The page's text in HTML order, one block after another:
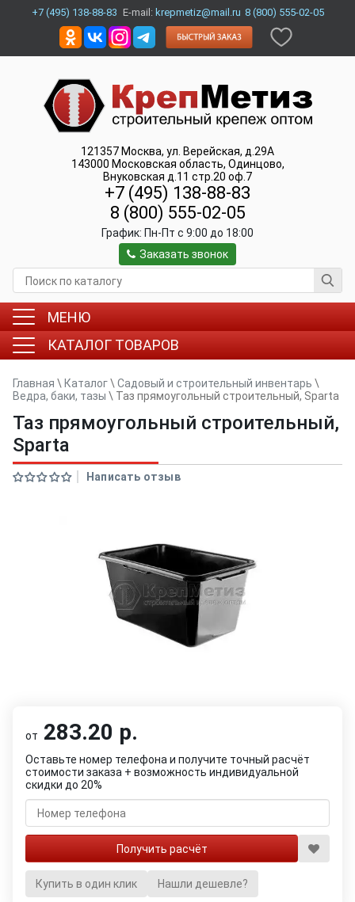
+7 (495) 138-88-83 E-mail: krepmetiz@mail.ru 8 (800) 555-02-05
121357 Москва, ул. Верейская, д.29А
143000 Московская область, Одинцово,
Внуковская д.11 стр.20 оф.7
+7 (495) 138-88-83
8 (800) 555-02-05
График: Пн-Пт c 9:00 до 18:00
Заказать звонок
МЕНЮ
КАТАЛОГ ТОВАРОВ
Главная \ Каталог\ Садовый и строительный инвентарь \
Ведра, баки, тазы \ Таз прямоугольный строительный, Sparta
Таз прямоугольный строительный,
Sparta
Написать отзыв
от 283.20 р.
Оставьте номер телефона и получите точный расчёт
стоимости заказа + возможность индивидуальной
скидки до 20%
Купить в один клик Нашли дешевле?